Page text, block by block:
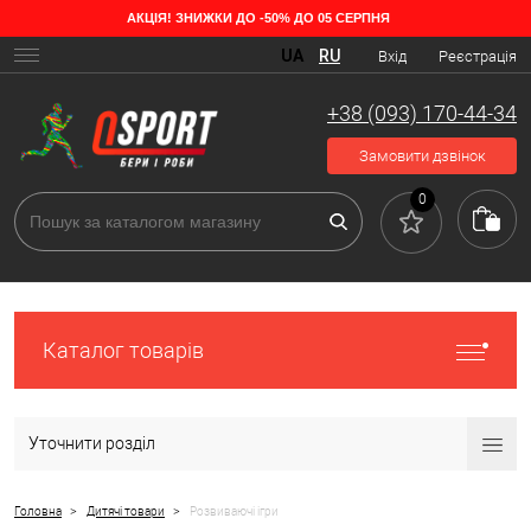
Види розвиваючих іграшок для дітей
Сучасний ринок дитячих товарів пропонує широкий вибір іграшок,
літер, кольорів, іноземних мов і відмінно розвивають логіку.
Залежно від того, чого ви хочете навчити дитину, інтерактивні
іграшки поділяються на такі види.
АКЦІЯ! ЗНИЖКИ ДО -50% ДО 05 СЕРПНЯ
Вхід Реєстрація
UA RU
+38 (093) 170-44-34
Замовити дзвінок
0
Каталог товарів
Уточнити розділ
Головна > Дитячі товари > Розвиваючі ігри